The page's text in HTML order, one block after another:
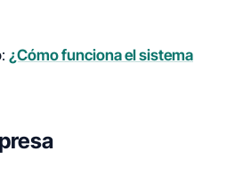
: ¿Cómo funciona el sistema